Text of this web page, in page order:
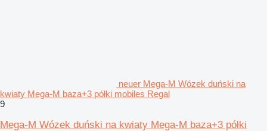
neuer Mega-M Wózek duński na
kwiaty Mega-M baza+3 półki mobiles Regal
9
Mega-M Wózek duński na kwiaty Mega-M baza+3 półki